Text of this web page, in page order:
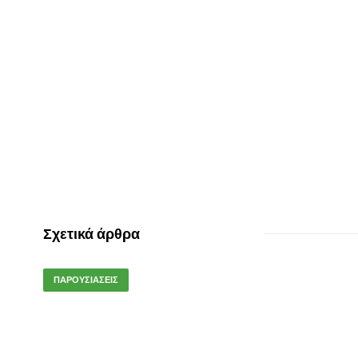
Σχετικά άρθρα
ΠΑΡΟΥΣΙΑΣΕΙΣ